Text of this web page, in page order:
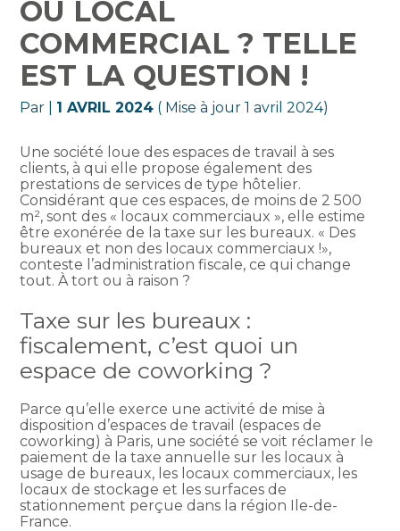
OU LOCAL
COMMERCIAL ? TELLE
EST LA QUESTION !
Par 1 AVRIL 2024 ( Mise à jour 1 avril 2024)
Une société loue des espaces de travail à ses
clients, à qui elle propose également des
prestations de services de type hôtelier.
Considérant que ces espaces, de moins de 2 500
m², sont des « locaux commerciaux », elle estime
être exonérée de la taxe sur les bureaux. « Des
bureaux et non des locaux commerciaux !»,
conteste l’administration fiscale, ce qui change
tout. À tort ou à raison ?
Taxe sur les bureaux :
fiscalement, c’est quoi un
espace de coworking ?
Parce qu’elle exerce une activité de mise à
disposition d’espaces de travail (espaces de
coworking) à Paris, une société se voit réclamer le
paiement de la taxe annuelle sur les locaux à
usage de bureaux, les locaux commerciaux, les
locaux de stockage et les surfaces de
stationnement perçue dans la région Ile-de-
France.